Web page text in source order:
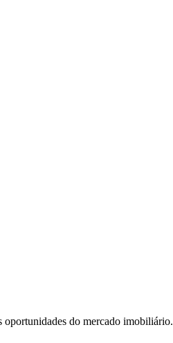
oportunidades do mercado imobiliário.